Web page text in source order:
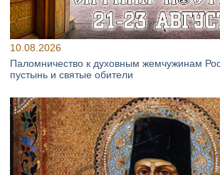
10.08.2026
Паломничество к духовным жемчужинам
пустынь и святые обители